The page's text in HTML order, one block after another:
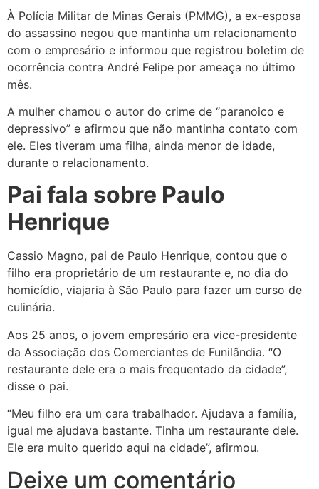
À Polícia Militar de Minas Gerais (PMMG), a ex-esposa
do assassino negou que mantinha um relacionamento
com o empresário e informou que registrou boletim de
ocorrência contra André Felipe por ameaça no último
mês.
A mulher chamou o autor do crime de “paranoico e
depressivo” e afirmou que não mantinha contato com
ele. Eles tiveram uma filha, ainda menor de idade,
durante o relacionamento.
Pai fala sobre Paulo
Henrique
Cassio Magno, pai de Paulo Henrique, contou que o
filho era proprietário de um restaurante e, no dia do
homicídio, viajaria à São Paulo para fazer um curso de
culinária.
Aos 25 anos, o jovem empresário era vice-presidente
da Associação dos Comerciantes de Funilândia. “O
restaurante dele era o mais frequentado da cidade”,
disse o pai.
“Meu filho era um cara trabalhador. Ajudava a família,
igual me ajudava bastante. Tinha um restaurante dele.
Ele era muito querido aqui na cidade”, afirmou.
Deixe um comentário